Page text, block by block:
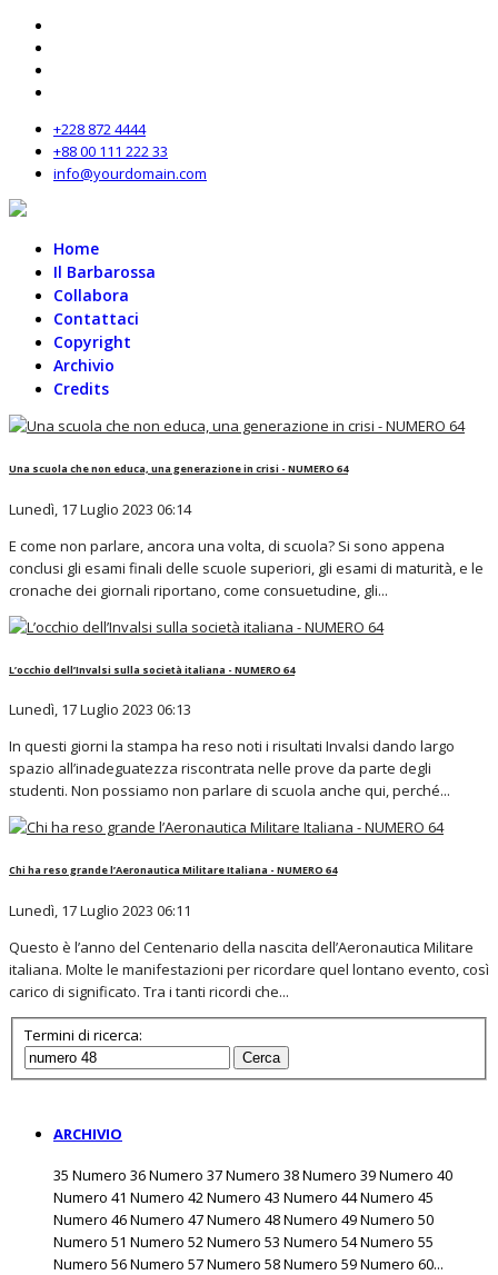
+228 872 4444
+88 00 111 222 33
info@yourdomain.com
Home
Il Barbarossa
Collabora
Contattaci
Copyright
Archivio
Credits
Una scuola che non educa, una generazione in crisi - NUMERO 64
Lunedì, 17 Luglio 2023 06:14
E come non parlare, ancora una volta, di scuola? Si sono appena
conclusi gli esami finali delle scuole superiori, gli esami di maturità, e le
cronache dei giornali riportano, come consuetudine, gli...
L’occhio dell’Invalsi sulla società italiana - NUMERO 64
Lunedì, 17 Luglio 2023 06:13
In questi giorni la stampa ha reso noti i risultati Invalsi dando largo
spazio all’inadeguatezza riscontrata nelle prove da parte degli
studenti. Non possiamo non parlare di scuola anche qui, perché...
Chi ha reso grande l’Aeronautica Militare Italiana - NUMERO 64
Lunedì, 17 Luglio 2023 06:11
Questo è l’anno del Centenario della nascita dell’Aeronautica Militare
italiana. Molte le manifestazioni per ricordare quel lontano evento, così
carico di significato. Tra i tanti ricordi che...
Termini di ricerca:
Cerca
ARCHIVIO
35 Numero 36 Numero 37 Numero 38 Numero 39 Numero 40
Numero 41 Numero 42 Numero 43 Numero 44 Numero 45
Numero 46 Numero 47 Numero 48 Numero 49 Numero 50
Numero 51 Numero 52 Numero 53 Numero 54 Numero 55
Numero 56 Numero 57 Numero 58 Numero 59 Numero 60...